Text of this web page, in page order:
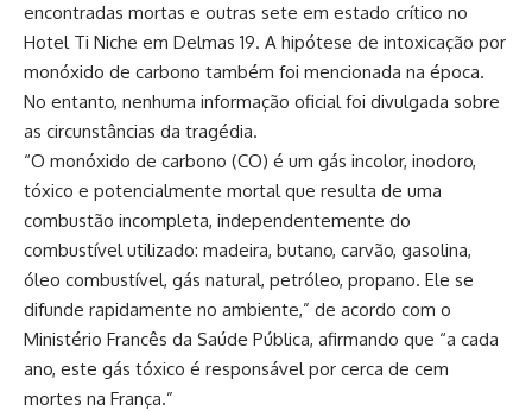
encontradas mortas e outras sete em estado crítico no
Hotel Ti Niche em Delmas 19. A hipótese de intoxicação por
monóxido de carbono também foi mencionada na época.
No entanto, nenhuma informação oficial foi divulgada sobre
as circunstâncias da tragédia.
“O monóxido de carbono (CO) é um gás incolor, inodoro,
tóxico e potencialmente mortal que resulta de uma
combustão incompleta, independentemente do
combustível utilizado: madeira, butano, carvão, gasolina,
óleo combustível, gás natural, petróleo, propano. Ele se
difunde rapidamente no ambiente,” de acordo com o
Ministério Francês da Saúde Pública, afirmando que “a cada
ano, este gás tóxico é responsável por cerca de cem
mortes na França.”